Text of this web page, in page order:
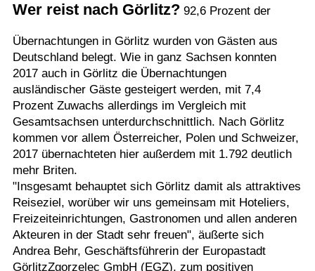
Wer reist nach Görlitz?92,6 Prozent der
Übernachtungen in Görlitz wurden von Gästen aus
Deutschland belegt. Wie in ganz Sachsen konnten
2017 auch in Görlitz die Übernachtungen
ausländischer Gäste gesteigert werden, mit 7,4
Prozent Zuwachs allerdings im Vergleich mit
Gesamtsachsen unterdurchschnittlich. Nach Görlitz
kommen vor allem Österreicher, Polen und Schweizer,
2017 übernachteten hier außerdem mit 1.792 deutlich
mehr Briten.
"Insgesamt behauptet sich Görlitz damit als attraktives
Reiseziel, worüber wir uns gemeinsam mit Hoteliers,
Freizeiteinrichtungen, Gastronomen und allen anderen
Akteuren in der Stadt sehr freuen", äußerte sich
Andrea Behr, Geschäftsführerin der Europastadt
GörlitzZgorzelec GmbH (EGZ), zum positiven